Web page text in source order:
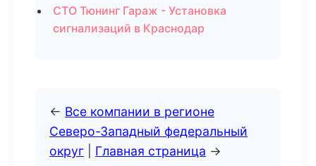
СТО Тюнинг Гараж - Установка
сигнализаций в Краснодар
← Все компании в регионе
Северо-Западный федеральный
округ
Главная страница →